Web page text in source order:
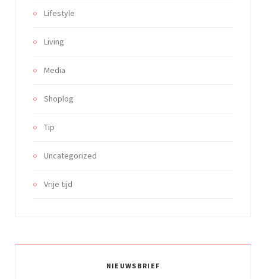
Lifestyle
Living
Media
Shoplog
Tip
Uncategorized
Vrije tijd
NIEUWSBRIEF